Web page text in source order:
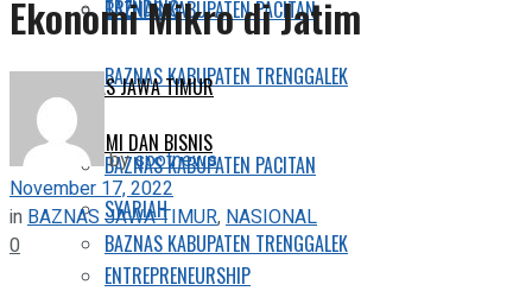
BAZNAS KABUPATEN PACITAN
BAZNAS KABUPATEN TRENGGALEK
EKONOMI DAN BISNIS
SYARIAH
ENTREPRENEURSHIP
TRENDING
BAZNAS JAWA TIMUR
BAZNAS KABUPATEN PACITAN
BAZNAS KABUPATEN TRENGGALEK
Ekonomi Mikro di Jatim
byspotnews
November 17, 2022
inBAZNAS JAWA TIMUR,NASIONAL
0